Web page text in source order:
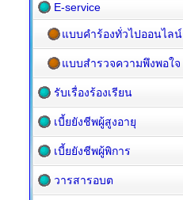
E-service
แบบคำร้องทั่วไปออนไลน์
แบบสำรวจความพึงพอใจ
รับเรื่องร้องเรียน
เบี้ยยังชีพผู้สูงอายุ
เบี้ยยังชีพผู้พิการ
วารสารอบต